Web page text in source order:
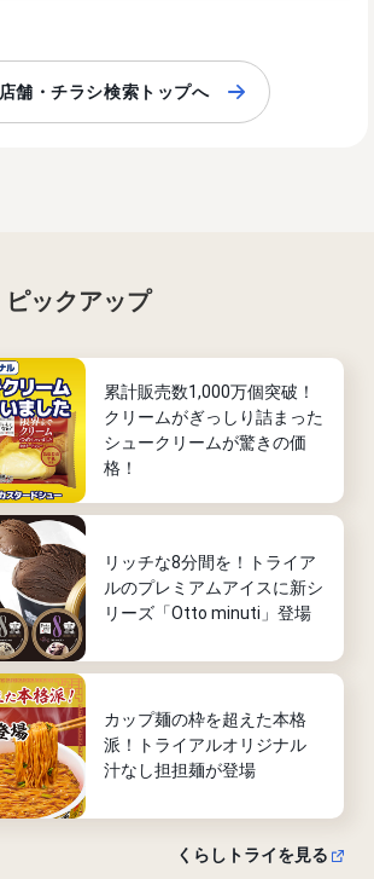
店舗・チラシ検索トップへ
ピックアップ
累計販売数1,000万個突破！
クリームがぎっしり詰まった
シュークリームが驚きの価
格！
リッチな8分間を！トライア
ルのプレミアムアイスに新シ
リーズ「Otto minuti」登場
カップ麺の枠を超えた本格
派！トライアルオリジナル
汁なし担担麺が登場
くらしトライを見る